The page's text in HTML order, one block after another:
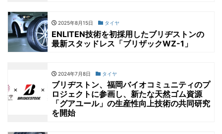
2025年8月15日 タイヤ
ENLITEN技術を初採用したブリヂストンの
最新スタッドレス「ブリザックWZ-1」
2024年7月8日 タイヤ
ブリヂストン、福岡バイオコミュニティのプ
ロジェクトに参画し、新たな天然ゴム資源
「グアユール」の生産性向上技術の共同研究
を開始